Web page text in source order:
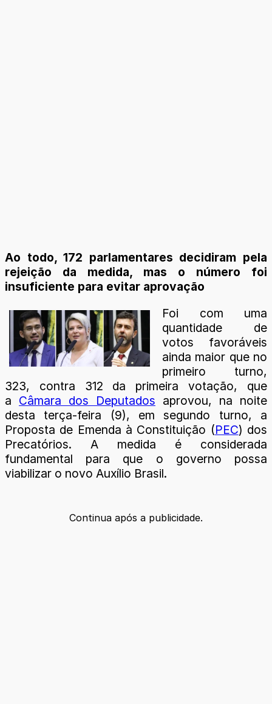
Ao todo, 172 parlamentares decidiram pela
rejeição da medida, mas o número foi
insuficiente para evitar aprovação
Foi com uma
quantidade de
votos favoráveis
ainda maior que no
primeiro turno,
323, contra 312 da primeira votação, que
a Câmara dos Deputados aprovou, na noite
desta terça-feira (9), em segundo turno, a
Proposta de Emenda à Constituição (PEC) dos
Precatórios. A medida é considerada
fundamental para que o governo possa
viabilizar o novo Auxílio Brasil.
Continua após a publicidade.